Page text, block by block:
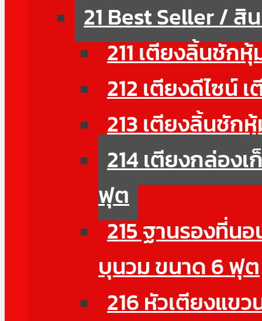
21 Best Seller / สิ
211 เตียงลิ้นชัก
212 เตียงดีไซน์
213 เตียงลิ้นชัก
214 เตียงกล่อง
ฟุต
215 ฐานรองที่น
บุนวม ขนาด 6 ฟุต
216 หัวเตียงแข